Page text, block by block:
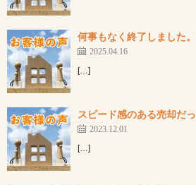
何事もなく終了しました
2025.04.16
[…]
スピード感のある売却だ
2023.12.01
[…]